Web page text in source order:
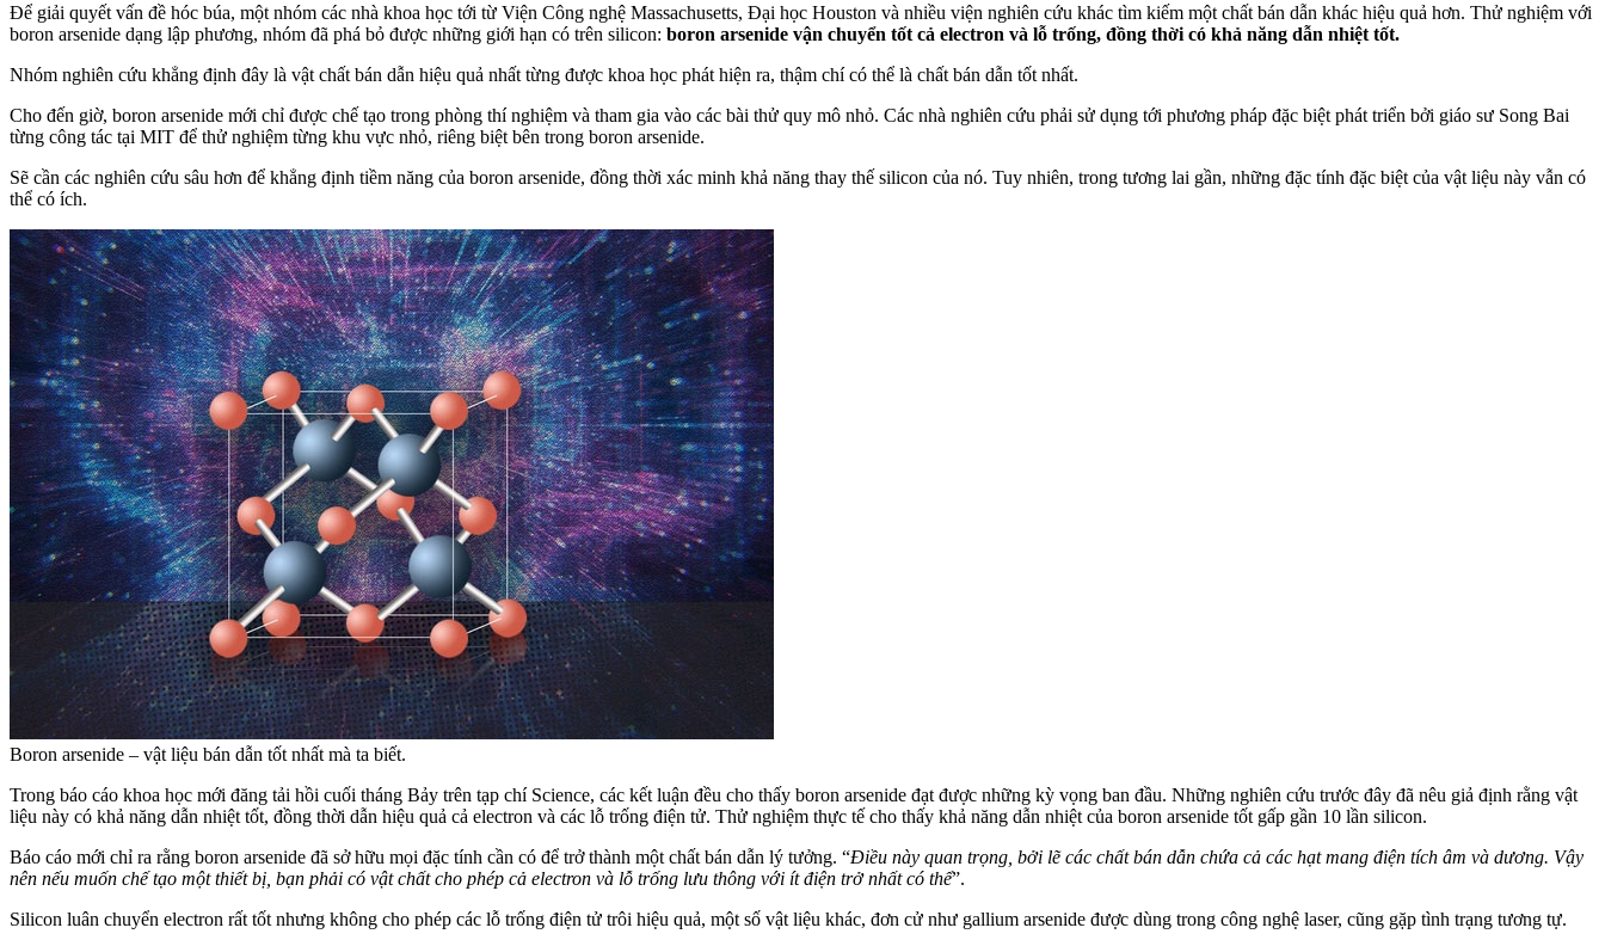
Để giải quyết vấn đề hóc búa, một nhóm các nhà khoa học tới từ Viện Công nghệ Massachusetts, Đại học Houston và nhiều viện nghiên cứu khác tìm kiếm một chất bán dẫn khác hiệu quả hơn. Thử nghiệm với
boron arsenide dạng lập phương, nhóm đã phá bỏ được những giới hạn có trên silicon: boron arsenide vận chuyển tốt cả electron và lỗ trống, đồng thời có khả năng dẫn nhiệt tốt.
Nhóm nghiên cứu khẳng định đây là vật chất bán dẫn hiệu quả nhất từng được khoa học phát hiện ra, thậm chí có thể là chất bán dẫn tốt nhất.
Cho đến giờ, boron arsenide mới chỉ được chế tạo trong phòng thí nghiệm và tham gia vào các bài thử quy mô nhỏ. Các nhà nghiên cứu phải sử dụng tới phương pháp đặc biệt phát triển bởi giáo sư Song Bai
từng công tác tại MIT để thử nghiệm từng khu vực nhỏ, riêng biệt bên trong boron arsenide.
Sẽ cần các nghiên cứu sâu hơn để khẳng định tiềm năng của boron arsenide, đồng thời xác minh khả năng thay thế silicon của nó. Tuy nhiên, trong tương lai gần, những đặc tính đặc biệt của vật liệu này vẫn có
thể có ích.
Boron arsenide – vật liệu bán dẫn tốt nhất mà ta biết.
Trong báo cáo khoa học mới đăng tải hồi cuối tháng Bảy trên tạp chí Science, các kết luận đều cho thấy boron arsenide đạt được những kỳ vọng ban đầu. Những nghiên cứu trước đây đã nêu giả định rằng vật
liệu này có khả năng dẫn nhiệt tốt, đồng thời dẫn hiệu quả cả electron và các lỗ trống điện tử. Thử nghiệm thực tế cho thấy khả năng dẫn nhiệt của boron arsenide tốt gấp gần 10 lần silicon.
Báo cáo mới chỉ ra rằng boron arsenide đã sở hữu mọi đặc tính cần có để trở thành một chất bán dẫn lý tưởng. “Điều này quan trọng, bởi lẽ các chất bán dẫn chứa cả các hạt mang điện tích âm và dương. Vậy
nên nếu muốn chế tạo một thiết bị, bạn phải có vật chất cho phép cả electron và lỗ trống lưu thông với ít điện trở nhất có thể”.
Silicon luân chuyển electron rất tốt nhưng không cho phép các lỗ trống điện tử trôi hiệu quả, một số vật liệu khác, đơn cử như gallium arsenide được dùng trong công nghệ laser, cũng gặp tình trạng tương tự.